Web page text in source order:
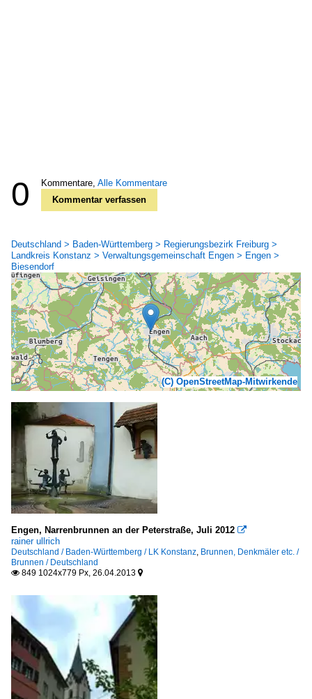
0 Kommentare, Alle Kommentare
Kommentar verfassen
Deutschland > Baden-Württemberg > Regierungsbezirk Freiburg >
Landkreis Konstanz > Verwaltungsgemeinschaft Engen > Engen >
Biesendorf
(C) OpenStreetMap-Mitwirkende
Engen, Narrenbrunnen an der Peterstraße, Juli 2012 
rainer ullrich
Deutschland / Baden-Württemberg / LK Konstanz, Brunnen, Denkmäler etc. /
Brunnen / Deutschland
 849 1024x779 Px, 26.04.2013 